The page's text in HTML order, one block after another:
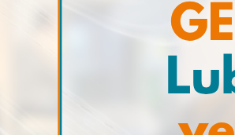
0 - 1,5
0 - 15
0 - 15
PPMH2O
± 3% FS
0,01%